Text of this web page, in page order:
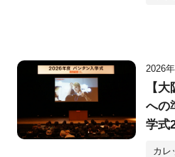
2026
【
への
学式
カレ